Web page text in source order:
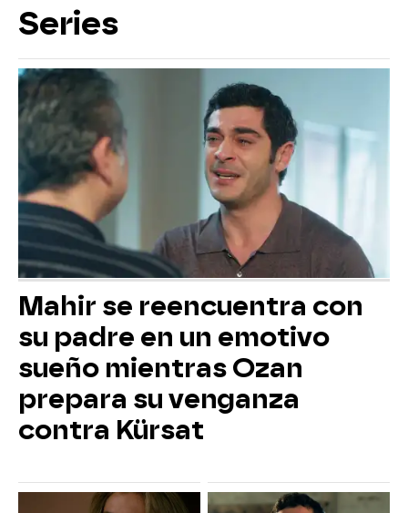
Series
Mahir se reencuentra con
su padre en un emotivo
sueño mientras Ozan
prepara su venganza
contra Kürsat